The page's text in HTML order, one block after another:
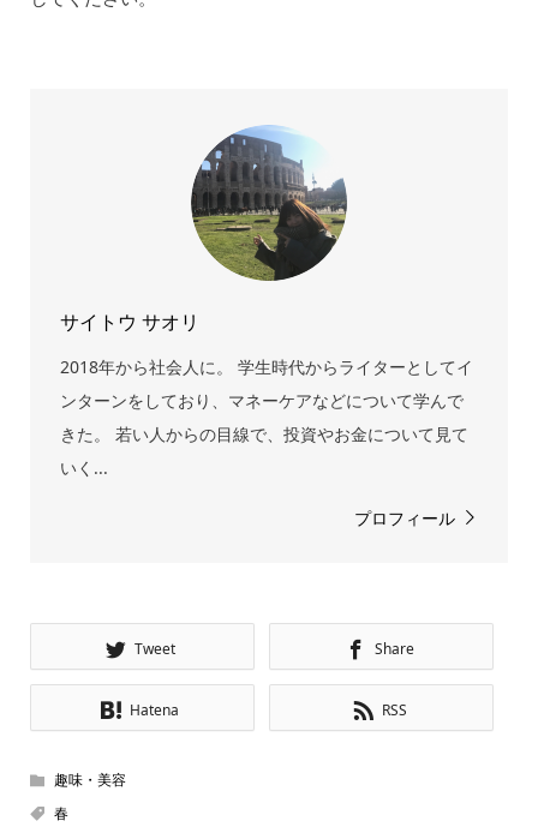
サイトウ サオリ
2018年から社会人に。 学生時代からライターとしてイ
ンターンをしており、マネーケアなどについて学んで
きた。 若い人からの目線で、投資やお金について見て
いく...
プロフィール
Tweet Share
Hatena RSS
趣味・美容
春